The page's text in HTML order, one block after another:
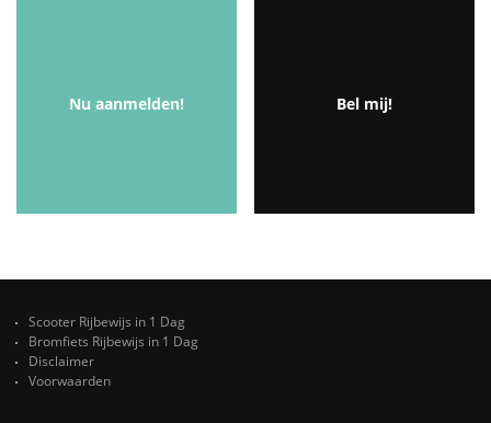
Nu aanmelden! Bel mij!
Scooter Rijbewijs in 1 Dag
Bromfiets Rijbewijs in 1 Dag
Disclaimer
Voorwaarden